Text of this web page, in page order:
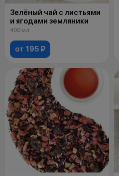
Зелёный чай с листьями
и ягодами земляники
400 мл
от 195 ₽